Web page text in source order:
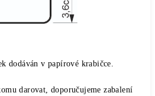
dodáván v papírové krabičce.
darovat, doporučujeme zabalení